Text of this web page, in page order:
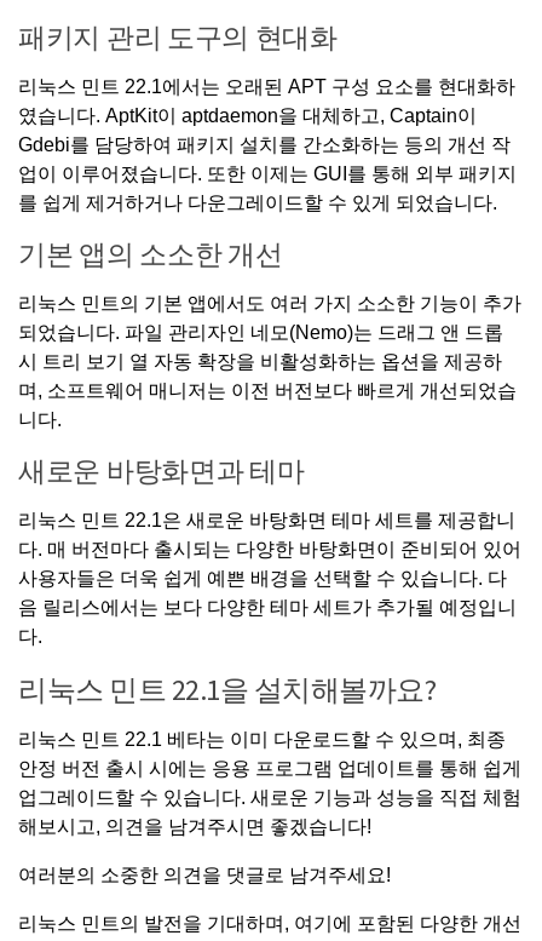
패키지 관리 도구의 현대화
리눅스 민트 22.1에서는 오래된 APT 구성 요소를 현대화하
였습니다. AptKit이 aptdaemon을 대체하고, Captain이
Gdebi를 담당하여 패키지 설치를 간소화하는 등의 개선 작
업이 이루어졌습니다. 또한 이제는 GUI를 통해 외부 패키지
를 쉽게 제거하거나 다운그레이드할 수 있게 되었습니다.
기본 앱의 소소한 개선
리눅스 민트의 기본 앱에서도 여러 가지 소소한 기능이 추가
되었습니다. 파일 관리자인 네모(Nemo)는 드래그 앤 드롭
시 트리 보기 열 자동 확장을 비활성화하는 옵션을 제공하
며, 소프트웨어 매니저는 이전 버전보다 빠르게 개선되었습
니다.
새로운 바탕화면과 테마
리눅스 민트 22.1은 새로운 바탕화면 테마 세트를 제공합니
다. 매 버전마다 출시되는 다양한 바탕화면이 준비되어 있어
사용자들은 더욱 쉽게 예쁜 배경을 선택할 수 있습니다. 다
음 릴리스에서는 보다 다양한 테마 세트가 추가될 예정입니
다.
리눅스 민트 22.1을 설치해볼까요?
리눅스 민트 22.1 베타는 이미 다운로드할 수 있으며, 최종
안정 버전 출시 시에는 응용 프로그램 업데이트를 통해 쉽게
업그레이드할 수 있습니다. 새로운 기능과 성능을 직접 체험
해보시고, 의견을 남겨주시면 좋겠습니다!
여러분의 소중한 의견을 댓글로 남겨주세요!
리눅스 민트의 발전을 기대하며, 여기에 포함된 다양한 개선